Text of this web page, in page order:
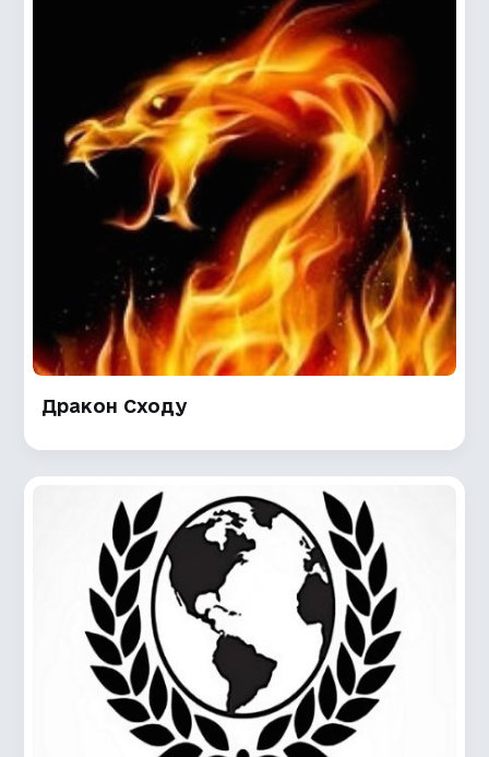
Дракон Сходу